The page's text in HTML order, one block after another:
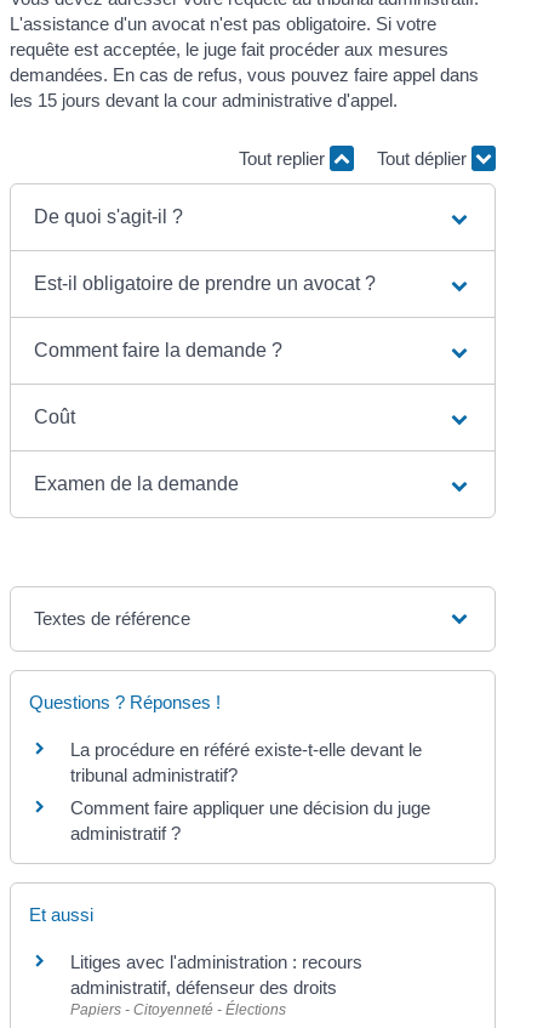
L'assistance d'un avocat n'est pas obligatoire. Si votre
requête est acceptée, le juge fait procéder aux mesures
demandées. En cas de refus, vous pouvez faire appel dans
les 15 jours devant la cour administrative d'appel.
Tout replier Tout déplier
De quoi s'agit-il ?
Est-il obligatoire de prendre un avocat ?
Comment faire la demande ?
Coût
Examen de la demande
Textes de référence
Questions ? Réponses !
La procédure en référé existe-t-elle devant le
tribunal administratif?
Comment faire appliquer une décision du juge
administratif ?
Et aussi
Litiges avec l'administration : recours
administratif, défenseur des droits
Papiers - Citoyenneté - Élections